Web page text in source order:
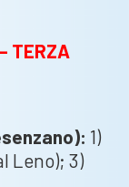
TERZA
1)
Leno); 3)